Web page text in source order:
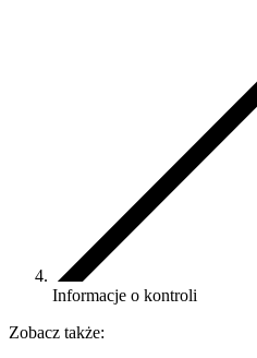
Informacje o kontroli
Zobacz także: